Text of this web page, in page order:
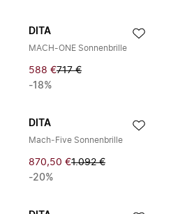
DITA
MACH-ONE Sonnenbrille
588 €717 €
-18%
DITA
Mach‑Five Sonnenbrille
870,50 €1.092 €
-20%